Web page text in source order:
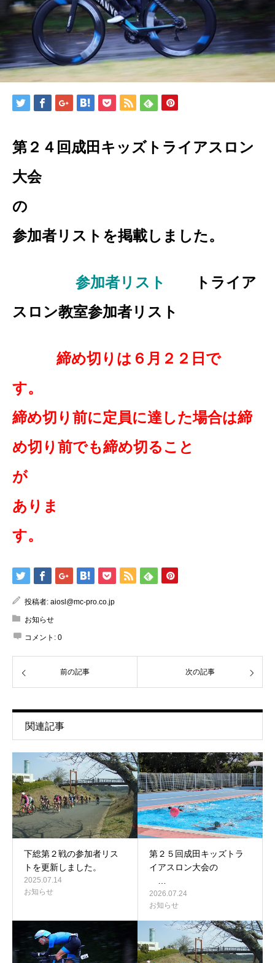
第２４回成田キッズトライアスロン
大会
参加者リストを掲載しました。
参加者リスト
トライア
スロン教室参加者リスト
締め切りは６月２２日で
締め切り前に定員に達した場合は締
め切り前でも締め切ること
ありま
す。
投稿者: aiosl@mc-pro.co.jp
お知らせ
コメント: 0
前の記事 次の記事
関連記事
下総第２戦の参加者リス
トを更新しました。
2025.07.14
お知らせ
第２５回成田キッズトラ
イアスロン大会の
2026.07.24
お知らせ